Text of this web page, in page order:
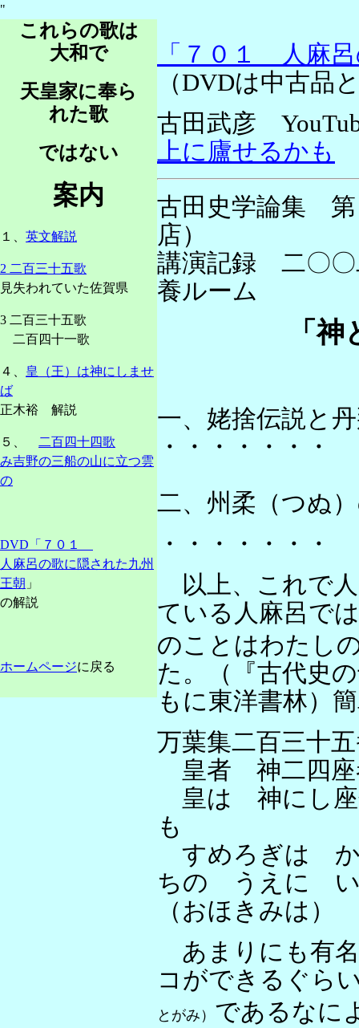
"
これらの歌は
大和で
天皇家に奉ら
れた歌
ではない
案内
１、 英文解説
2 二百三十五歌
見失われていた佐賀県
3 二百三十五歌
二百四十一歌
４、 皇（王）は神にしませ
ば
正木裕 解説
５、
二百四十四歌
み吉野の三船の山に立つ雲
の
DVD「７０１
人麻呂の歌に隠された九州
王朝 」
の解説
ホームページに戻る
「７０１ 人麻
（DVDは中古品
古田武彦
上に廬せるかも
古田史学論集 第
店）
講演記録 二〇
養ルーム
「
一、姥捨伝説と
・・・・・・・
二、州柔（つぬ
・・・・・・・
以上、これで
ている人麻呂で
のことはわたし
た。（『古代史
もに東洋書林）
万葉集二百三十
皇者 神二四
皇は 神にし
も
すめろぎは
ちの うえに
（おほきみは）
あまりにも有
コができるぐら
とがみ） であるなに